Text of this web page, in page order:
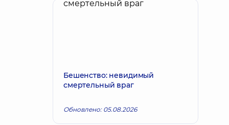
Бешенство: невидимый
смертельный враг
Обновлено: 05.08.2026